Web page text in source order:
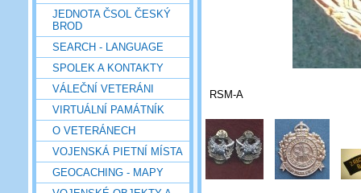
JEDNOTA ČSOL ČESKÝ
BROD
SEARCH - LANGUAGE
SPOLEK A KONTAKTY
VÁLEČNÍ VETERÁNI
VIRTUÁLNÍ PAMÁTNÍK
O VETERÁNECH
VOJENSKÁ PIETNÍ MÍSTA
GEOCACHING - MAPY
RSM-A